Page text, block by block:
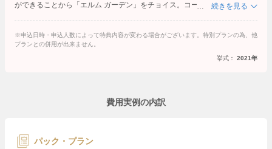
ができることから「エルム ガーデン」をチョイス。コーディネートなど徹
とで、こだわりの和婚を創り上げた。
さらに、和の結婚式にこだわってはいたものの、ドレスも着てみたかった
という花嫁。2着目衣裳にはお金をかけて洋装をプラス。予算をおさえな
らこそ実現できた内容と言える。
続きを見る
※申込日時・申込人数によって特典内容が変わる場合がございます。特別プランの為、他
プランとの併用が出来ません。
挙式： 2021年
費用実例の内訳
パック・プラン